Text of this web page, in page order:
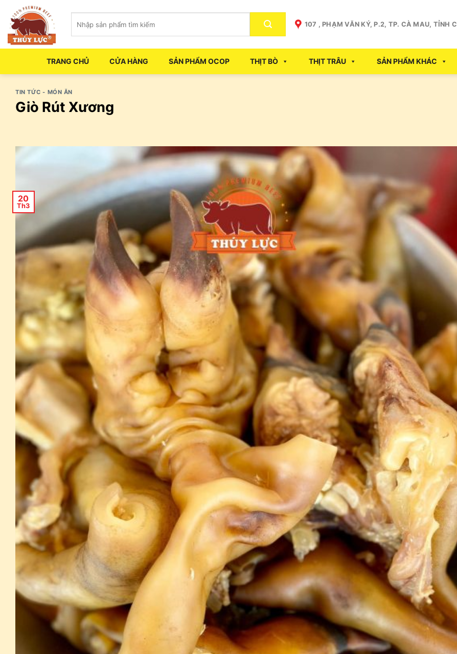
content
kiếm:
107 , PHẠM VĂN KÝ, P.2, TP. CÀ MAU, TỈNH
TRANG CHỦ CỬA HÀNG SẢN PHẨM OCOP THỊT BÒ THỊT TRÂU SẢN PHẨM KHÁC
TIN TỨC - MÓN ĂN
Giò Rút Xương
20
Th3